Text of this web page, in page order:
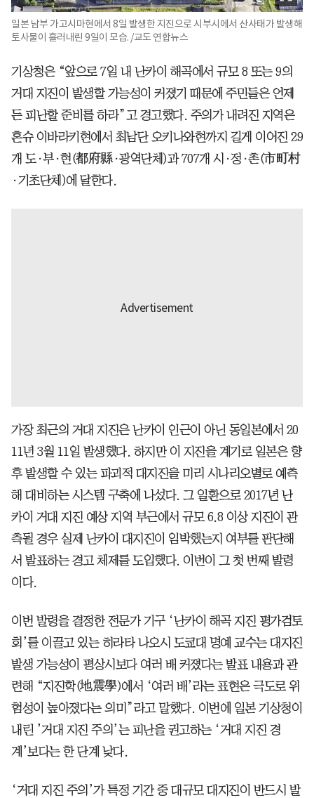
일본 남부 가고시마현에서 8일 발생한 지진으로 시부시에서 산사태가 발생해
토사물이 흘러내린 9일이 모습. /교도 연합뉴스
기상청은 “앞으로 7일 내 난카이 해곡에서 규모 8 또는 9의
거대 지진이 발생할 가능성이 커졌기 때문에 주민들은 언제
든 피난할 준비를 하라”고 경고했다. 주의가 내려진 지역은
혼슈 이바라키현에서 최남단 오키나와현까지 길게 이어진 29
개 도·부·현(都府縣·광역단체)과 707개 시·정·촌(市町村
·기초단체)에 달한다.
가장 최근의 거대 지진은 난카이 인근이 아닌 동일본에서 20
11년 3월 11일 발생했다. 하지만 이 지진을 계기로 일본은 향
후 발생할 수 있는 파괴적 대지진을 미리 시나리오별로 예측
해 대비하는 시스템 구축에 나섰다. 그 일환으로 2017년 난
카이 거대 지진 예상 지역 부근에서 규모 6.8 이상 지진이 관
측될 경우 실제 난카이 대지진이 임박했는지 여부를 판단해
서 발표하는 경고 체제를 도입했다. 이번이 그 첫 번째 발령
이다.
이번 발령을 결정한 전문가 기구 ‘난카이 해곡 지진 평가검토
회’를 이끌고 있는 히라타 나오시 도쿄대 명예 교수는 대지진
발생 가능성이 평상시보다 여러 배 커졌다는 발표 내용과 관
련해 “지진학(地震學)에서 ‘여러 배’라는 표현은 극도로 위
험성이 높아졌다는 의미”라고 말했다. 이번에 일본 기상청이
내린 ’거대 지진 주의’는 피난을 권고하는 ‘거대 지진 경
계’보다는 한 단계 낮다.
‘거대 지진 주의’가 특정 기간 중 대규모 대지진이 반드시 발